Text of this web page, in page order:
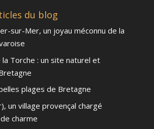
du blog
sur-Mer, un joyau méconnu de la
la Torche : un site naturel et
plages de Bretagne
un village provençal chargé
charme